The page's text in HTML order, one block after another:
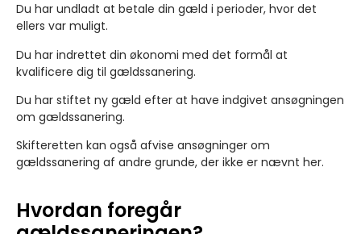
Du har undladt at betale din gæld i perioder, hvor det
ellers var muligt.
Du har indrettet din økonomi med det formål at
kvalificere dig til gældssanering.
Du har stiftet ny gæld efter at have indgivet ansøgningen
om gældssanering.
Skifteretten kan også afvise ansøgninger om
gældssanering af andre grunde, der ikke er nævnt her.
Hvordan foregår